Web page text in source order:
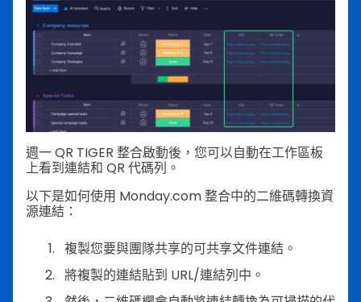
週一 QR TIGER 整合啟動後，您可以自動在工作區板
上看到連結和 QR 代碼列。
以下是如何使用 Monday.com 整合中的二維碼轉換資
源連結：
複製您要與團隊共享的可共享文件連結。
將複製的連結貼到 URL/連結列中。